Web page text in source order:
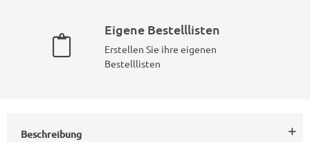
Eigene Bestelllisten
Erstellen Sie ihre eigenen
Bestelllisten
Beschreibung